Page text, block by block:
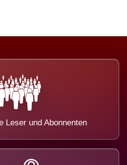
Leser und Abonnenten